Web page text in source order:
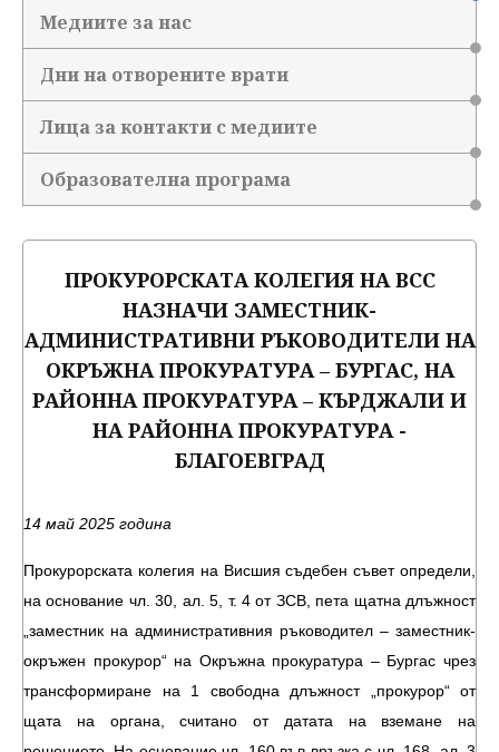
Медиите за нас
Дни на отворените врати
Лица за контакти с медиите
Образователна програма
ПРОКУРОРСКАТА КОЛЕГИЯ НА ВСС
НАЗНАЧИ ЗАМЕСТНИК-
АДМИНИСТРАТИВНИ РЪКОВОДИТЕЛИ НА
ОКРЪЖНА ПРОКУРАТУРА – БУРГАС, НА
РАЙОННА ПРОКУРАТУРА – КЪРДЖАЛИ И
НА РАЙОННА ПРОКУРАТУРА -
БЛАГОЕВГРАД
14 май 2025 година
Прокурорската колегия на Висшия съдебен съвет определи,
на основание чл. 30, ал. 5, т. 4 от ЗСВ, пета щатна длъжност
„заместник на административния ръководител – заместник-
окръжен прокурор“ на Окръжна прокуратура – Бургас чрез
трансформиране на 1 свободна длъжност „прокурор“ от
щата на органа, считано от датата на вземане на